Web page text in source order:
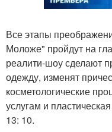
Все этапы
Моложе" пройдут на
реалити-шоу сделают
одежду, изменят
косметологические
услугам и
13: 10.